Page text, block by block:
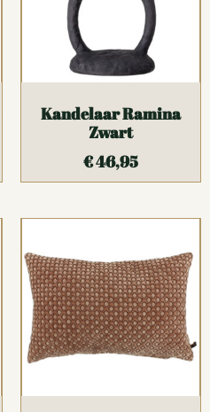
Kandelaar Ramina
Zwart
€46,95